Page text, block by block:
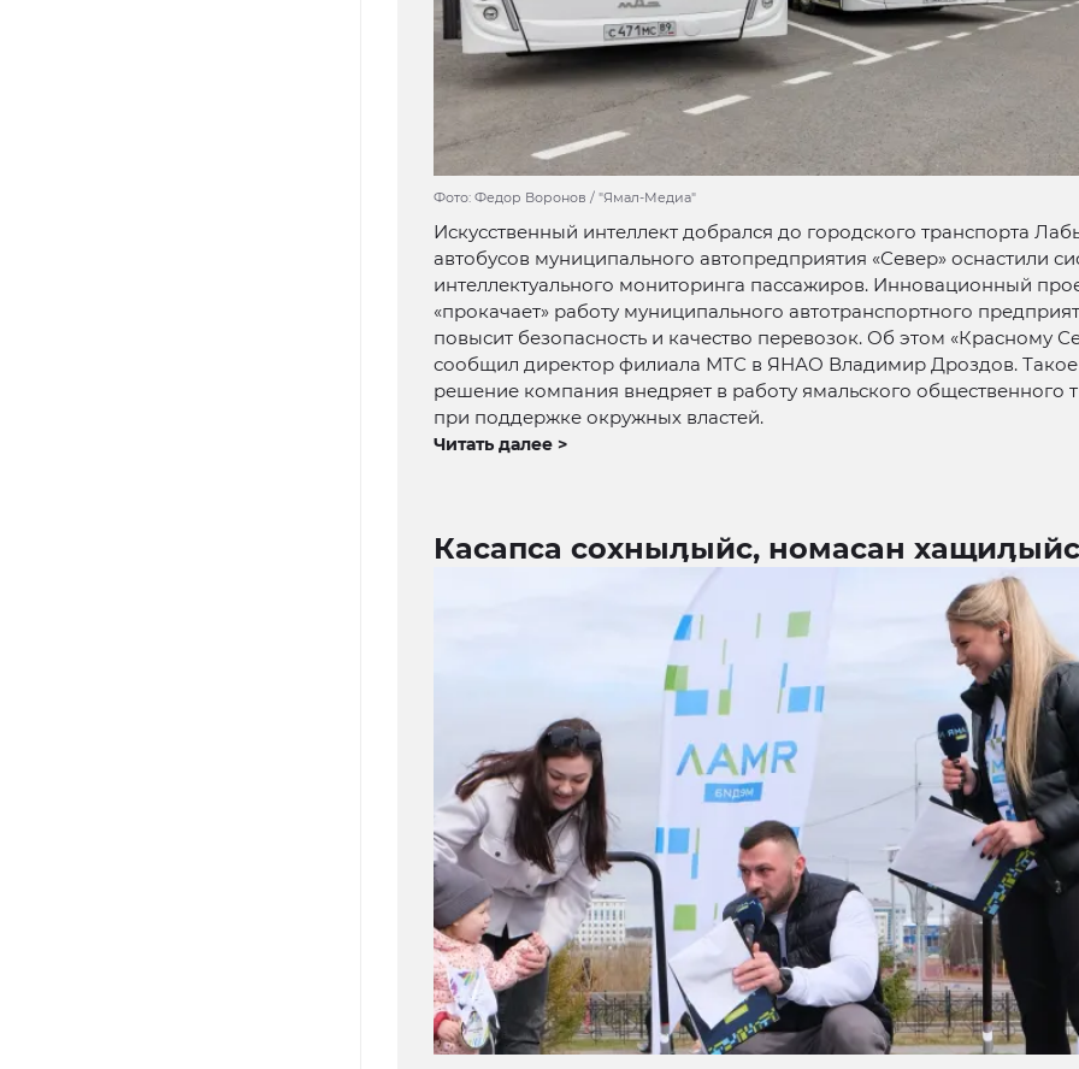
Фото: Федор Воронов / "Ямал-Медиа"
Искусственный интеллект добрался до городского транспорта
автобусов муниципального автопредприятия «Север» оснастили
интеллектуального мониторинга пассажиров. Инновационный
«прокачает» работу муниципального автотранспортного
повысит безопасность и качество перевозок. Об этом «Красному
сообщил директор филиала МТС в ЯНАО Владимир Дроздов.
решение компания внедряет в работу ямальского общественного
при поддержке окружных властей.
Читать далее >
Касапса сохныӆыйс, номасан хащиӆыйс